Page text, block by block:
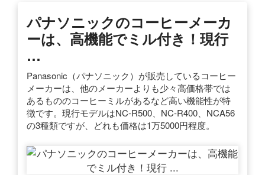
パナソニックのコーヒーメーカ
ーは、高機能でミル付き！現行
…
Panasonic（パナソニック）が販売しているコーヒー
メーカーは、他のメーカーよりも少々高価格帯では
あるもののコーヒーミルがあるなど高い機能性が特
徴です。現行モデルはNC-R500、NC-R400、NCA56
の3種類ですが、どれも価格は1万5000円程度。